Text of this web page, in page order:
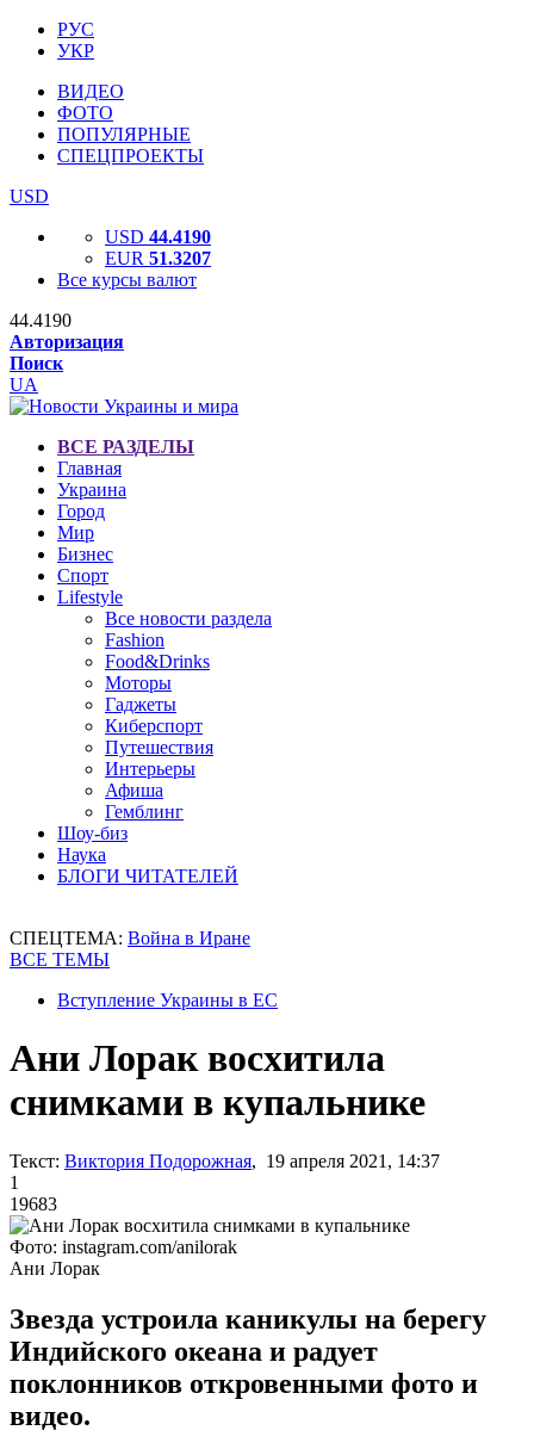
РУС
УКР
ВИДЕО
ФОТО
ПОПУЛЯРНЫЕ
СПЕЦПРОЕКТЫ
USD
USD 44.4190
EUR 51.3207
Все курсы валют
44.4190
Авторизация
Поиск
UA
ВСЕ РАЗДЕЛЫ
Главная
Украина
Город
Мир
Бизнес
Спорт
Lifestyle
Все новости раздела
Fashion
Food&Drinks
Моторы
Гаджеты
Киберспорт
Путешествия
Интерьеры
Афиша
Гемблинг
Шоу-биз
Наука
БЛОГИ ЧИТАТЕЛЕЙ
СПЕЦТЕМА: Война в Иране
ВСЕ ТЕМЫ
Вступление Украины в ЕС
Ани Лорак восхитила
снимками в купальнике
Текст: Виктория Подорожная, 19 апреля 2021, 14:37
1
19683
Фото: instagram.com/anilorak
Ани Лорак
Звезда устроила каникулы на берегу
Индийского океана и радует
поклонников откровенными фото и
видео.